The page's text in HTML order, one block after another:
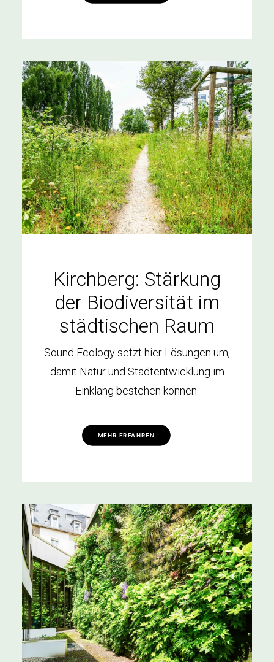
Kirchberg: Stärkung
der Biodiversität im
städtischen Raum
Sound Ecology setzt hier Lösungen um,
damit Natur und Stadtentwicklung im
Einklang bestehen können.
MEHR ERFAHREN